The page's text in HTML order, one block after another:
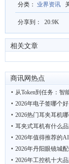
分类 ： 业界资讯
分享到： 20.9K
相关文章
商讯网热点
从Token到任务：智
2026年电子签哪个
2026热门耳夹耳机
耳夹式耳机有什么
2026年值得推荐的
2026年丹阳眼镜城
2026年工控机十大